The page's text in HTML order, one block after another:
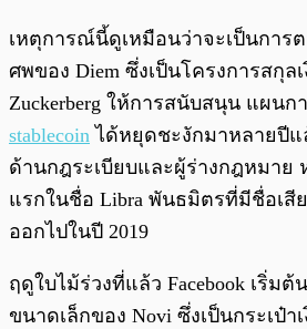
เหตุการณ์นี้ดูเหมือนว่าจะเป็นการ
ศพของ Diem ซึ่งเป็นโครงการสกุล
Zuckerberg ให้การสนับสนุน แผนก
stablecoin ได้หยุดชะงักมาหลายปีแ
ด้านกฎระเบียบและผู้ร่างกฎหมาย
แรกในชื่อ Libra พันธมิตรที่มีชื่อเสี
ออกไปในปี 2019
ฤดูใบไม้ร่วงที่แล้ว Facebook เริ่มต้
ขนาดเล็กของ Novi ซึ่งเป็นกระเป๋